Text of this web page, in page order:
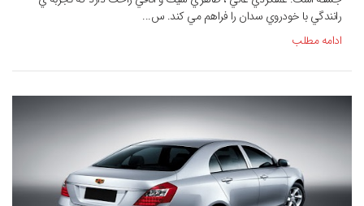
رانندگي با خودروي سدان را فراهم مي كند. س...
ادامه مطلب